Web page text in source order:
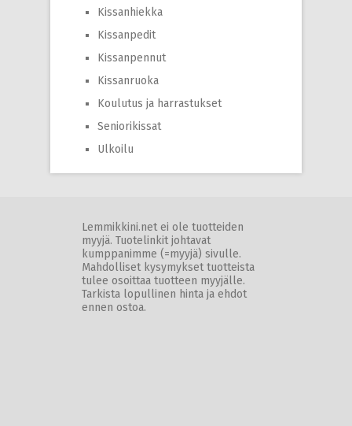
Kissanhiekka
Kissanpedit
Kissanpennut
Kissanruoka
Koulutus ja harrastukset
Seniorikissat
Ulkoilu
Lemmikkini.net ei ole tuotteiden
myyjä. Tuotelinkit johtavat
kumppanimme (=myyjä) sivulle.
Mahdolliset kysymykset tuotteista
tulee osoittaa tuotteen myyjälle.
Tarkista lopullinen hinta ja ehdot
ennen ostoa.